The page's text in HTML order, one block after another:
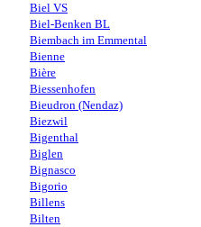
Biel VS
Biel-Benken BL
Biembach im Emmental
Bienne
Bière
Biessenhofen
Bieudron (Nendaz)
Biezwil
Bigenthal
Biglen
Bignasco
Bigorio
Billens
Bilten